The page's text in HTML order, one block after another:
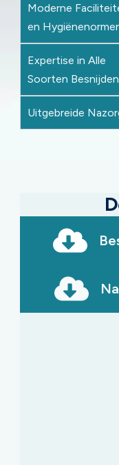
Moderne
en
Expertise in Alle
Soorten
Uitgebreide